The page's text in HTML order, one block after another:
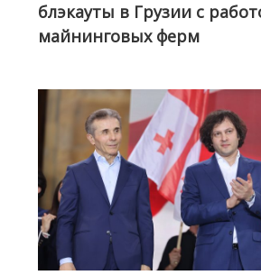
блэкауты в Грузии с
майнинговых ферм